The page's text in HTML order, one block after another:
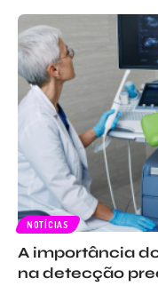
NOTÍCIAS
A importância
na detecção